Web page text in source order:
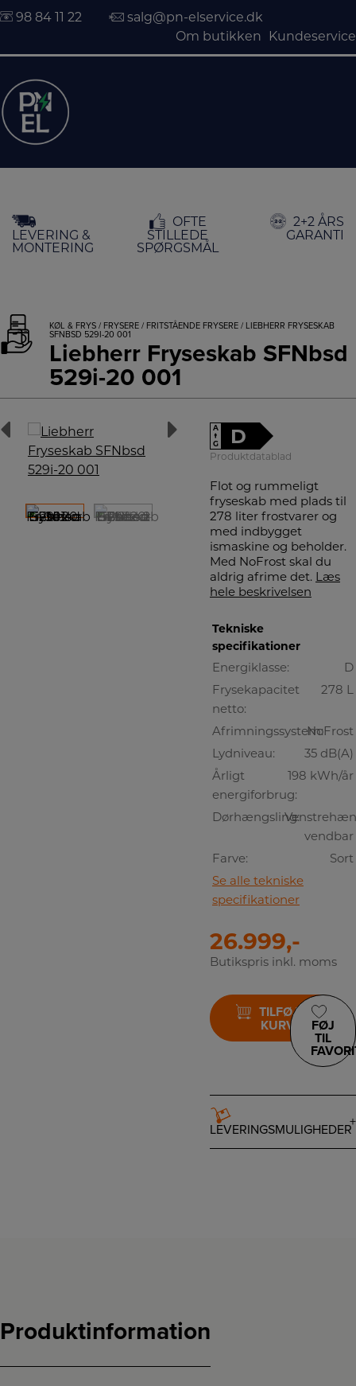
indholdet
98 84 11 22
salg@pn-elservice.dk
Om butikken
Kundeservice
LEVERING &
MONTERING
OFTE
STILLEDE
SPØRGSMÅL
2+2 ÅRS
GARANTI
KØL & FRYS / FRYSERE / FRITSTÅENDE FRYSERE / LIEBHERR FRYSESKAB
SFNBSD 529I-20 001
Liebherr Fryseskab SFNbsd
529i-20 001
A
↑
G
D
Produktdatablad
Flot og rummeligt
fryseskab med plads til
278 liter frostvarer og
med indbygget
ismaskine og beholder.
Med NoFrost skal du
aldrig afrime det. Læs
hele beskrivelsen
Tekniske
specifikationer
Energiklasse:
D
Frysekapacitet
netto:
278 L
Afrimningssystem:NoFrost
Lydniveau:
35 dB(A)
Årligt
energiforbrug:
198 kWh/år
Dørhængsling:
vendbar
Farve:
Sort
Se alle tekniske
specifikationer
26.999,-
Butikspris inkl. moms
TILFØJ TIL
KURV
FØJ
TIL
LEVERINGSMULIGHEDER
Produktinformation